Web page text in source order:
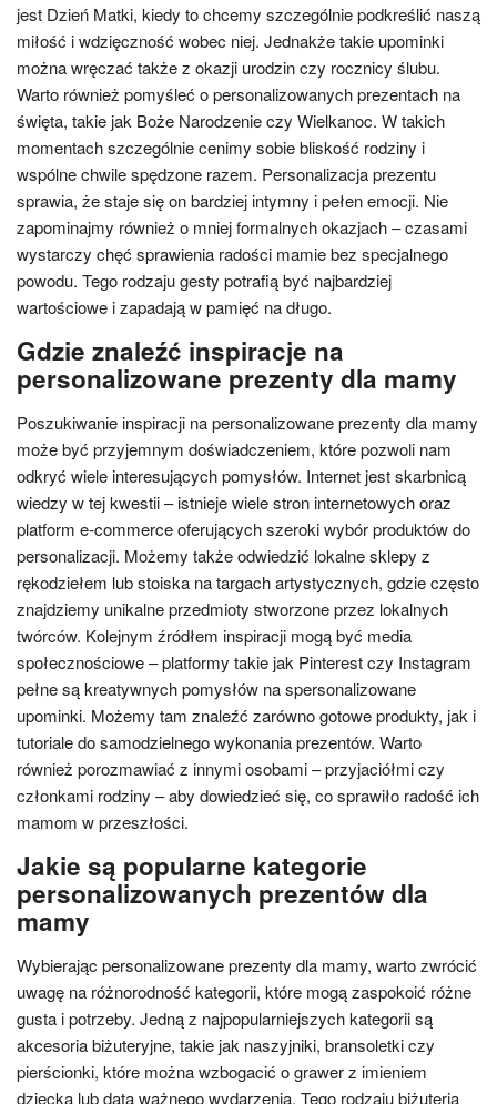
jest Dzień Matki, kiedy to chcemy szczególnie podkreślić naszą
miłość i wdzięczność wobec niej. Jednakże takie upominki
można wręczać także z okazji urodzin czy rocznicy ślubu.
Warto również pomyśleć o personalizowanych prezentach na
święta, takie jak Boże Narodzenie czy Wielkanoc. W takich
momentach szczególnie cenimy sobie bliskość rodziny i
wspólne chwile spędzone razem. Personalizacja prezentu
sprawia, że staje się on bardziej intymny i pełen emocji. Nie
zapominajmy również o mniej formalnych okazjach – czasami
wystarczy chęć sprawienia radości mamie bez specjalnego
powodu. Tego rodzaju gesty potrafią być najbardziej
wartościowe i zapadają w pamięć na długo.
Gdzie znaleźć inspiracje na
personalizowane prezenty dla mamy
Poszukiwanie inspiracji na personalizowane prezenty dla mamy
może być przyjemnym doświadczeniem, które pozwoli nam
odkryć wiele interesujących pomysłów. Internet jest skarbnicą
wiedzy w tej kwestii – istnieje wiele stron internetowych oraz
platform e-commerce oferujących szeroki wybór produktów do
personalizacji. Możemy także odwiedzić lokalne sklepy z
rękodziełem lub stoiska na targach artystycznych, gdzie często
znajdziemy unikalne przedmioty stworzone przez lokalnych
twórców. Kolejnym źródłem inspiracji mogą być media
społecznościowe – platformy takie jak Pinterest czy Instagram
pełne są kreatywnych pomysłów na spersonalizowane
upominki. Możemy tam znaleźć zarówno gotowe produkty, jak i
tutoriale do samodzielnego wykonania prezentów. Warto
również porozmawiać z innymi osobami – przyjaciółmi czy
członkami rodziny – aby dowiedzieć się, co sprawiło radość ich
mamom w przeszłości.
Jakie są popularne kategorie
personalizowanych prezentów dla
mamy
Wybierając personalizowane prezenty dla mamy, warto zwrócić
uwagę na różnorodność kategorii, które mogą zaspokoić różne
gusta i potrzeby. Jedną z najpopularniejszych kategorii są
akcesoria biżuteryjne, takie jak naszyjniki, bransoletki czy
pierścionki, które można wzbogacić o grawer z imieniem
dziecka lub datą ważnego wydarzenia. Tego rodzaju biżuteria